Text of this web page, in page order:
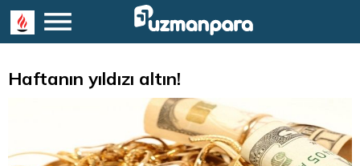
Haftanın yıldızı altın!